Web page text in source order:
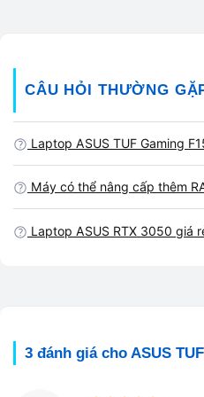
Laptop ASUS RTX
Sức mạnh củaLaptop ASUS
Tracing, DLSS, mang lại trải
Premiere, AutoCAD,
CÂU HỎI THƯỜNG
Laptop ASUS TUF Gaming
Máy có thể nâng cấp thêm
Laptop ASUS RTX 3050 giá
3 đánh giá cho ASUS